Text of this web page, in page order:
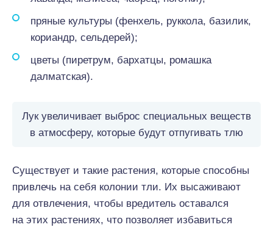
пряные культуры (фенхель, руккола, базилик,
кориандр, сельдерей);
цветы (пиретрум, бархатцы, ромашка
далматская).
Лук увеличивает выброс специальных веществ
в атмосферу, которые будут отпугивать тлю
Существует и такие растения, которые способны
привлечь на себя колонии тли. Их высаживают
для отвлечения, чтобы вредитель оставался
на этих растениях, что позволяет избавиться